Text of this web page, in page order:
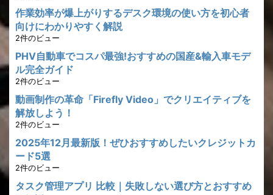
作業効率が爆上がりするデスク環境の使い方を初心者
向けにわかりやすく解説
2件のビュー
PHV自動車でコスパ最強!おすすめの国産&輸入車モデ
ル完全ガイド
2件のビュー
動画制作の革命「Firefly Video」でクリエイティブを
解放しよう！
2件のビュー
2025年12月最新版！ぜひおすすめしたいクレジットカ
ード5選
2件のビュー
タスク管理アプリ 比較｜失敗しない選び方とおすすめ